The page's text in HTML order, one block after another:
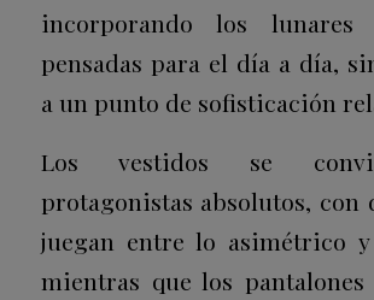
incorporando los lunares
pensadas para el día a día,
a un punto de sofisticación
Los vestidos se
protagonistas absolutos, con
juegan entre lo asimétrico
mientras que los